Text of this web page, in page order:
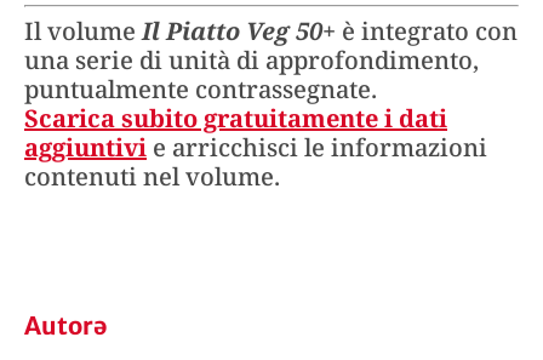
Il volumeIl Piatto Veg 50+ è integrato con
una serie di unità di approfondimento,
puntualmente contrassegnate.
Scarica subito gratuitamente i dati
aggiuntivi e arricchisci le informazioni
contenuti nel volume.
Autorə